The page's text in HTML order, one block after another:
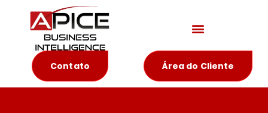
Contato Área do Cliente